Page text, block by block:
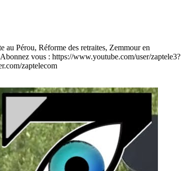
Pérou, Réforme des retraites, Zemmour en
vous : https://www.youtube.com/user/zaptele3?
zaptelecom